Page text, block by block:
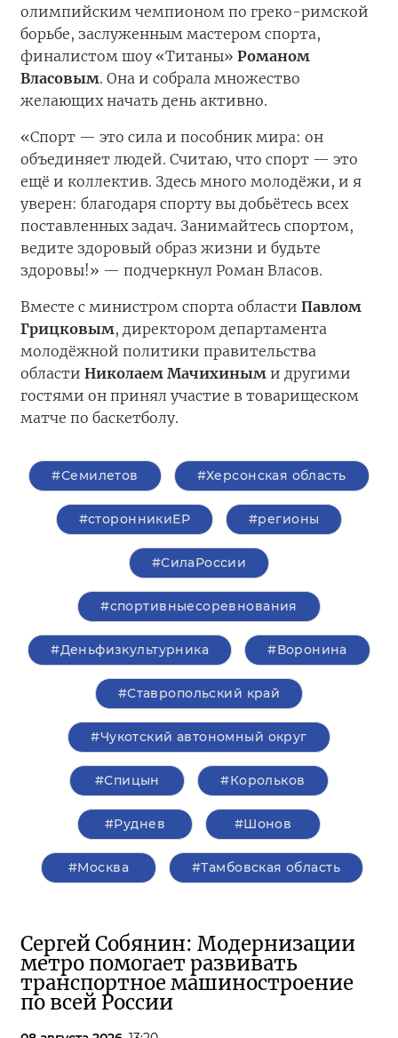
олимпийским чемпионом по греко-римской
борьбе, заслуженным мастером спорта,
финалистом шоу «Титаны» Романом
Власовым. Она и собрала множество
желающих начать день активно.
«Спорт — это сила и пособник мира: он
объединяет людей. Считаю, что спорт — это
ещё и коллектив. Здесь много молодёжи, и я
уверен: благодаря спорту вы добьётесь всех
поставленных задач. Занимайтесь спортом,
ведите здоровый образ жизни и будьте
здоровы!» — подчеркнул Роман Власов.
Вместе с министром спорта области Павлом
Грицковым, директором департамента
молодёжной политики правительства
области Николаем Мачихиным и другими
гостями он принял участие в товарищеском
матче по баскетболу.
#Семилетов #Херсонская область
#сторонникиЕР #регионы
#СилаРоссии
#спортивныесоревнования
#Деньфизкультурника #Воронина
#Ставропольский край
#Чукотский автономный округ
#Спицын #Корольков
#Руднев #Шонов
#Москва #Тамбовская область
Сергей Собянин: Модернизации
метро помогает развивать
транспортное машиностроение
по всей России